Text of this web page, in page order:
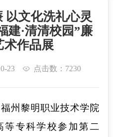
以文化洗礼心灵
·清清校园”廉
术作品展
23 点击数：7230
州黎明职业技术学院
等专科学校参加第二